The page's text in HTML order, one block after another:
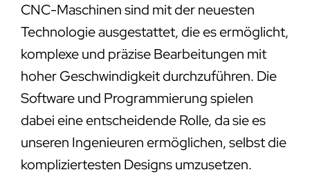
CNC-Maschinen sind mit der neuesten
Technologie ausgestattet, die es ermöglicht,
komplexe und präzise Bearbeitungen mit
hoher Geschwindigkeit durchzuführen. Die
Software und Programmierung spielen
dabei eine entscheidende Rolle, da sie es
unseren Ingenieuren ermöglichen, selbst die
kompliziertesten Designs umzusetzen.